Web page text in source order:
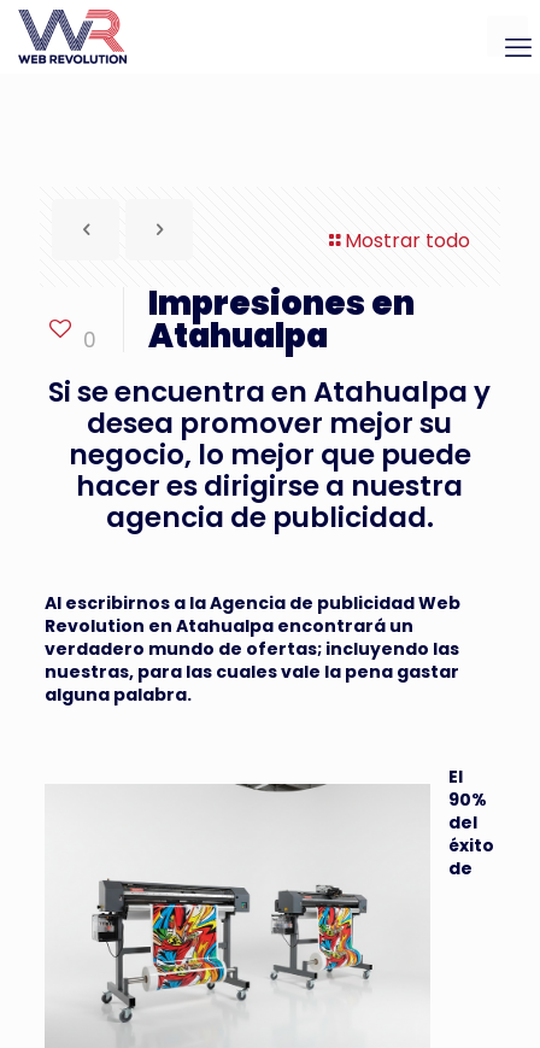
Mostrar todo
0
Impresiones en
Atahualpa
Si se encuentra en Atahualpa y
desea promover mejor su
negocio, lo mejor que puede
hacer es dirigirse a nuestra
agencia de publicidad.
Al escribirnos a laAgencia de publicidad Web
Revolution en Atahualpaencontrará un
verdadero mundo de ofertas; incluyendo las
nuestras, para las cuales vale la pena gastar
alguna palabra.
El
90%
del
éxito
de